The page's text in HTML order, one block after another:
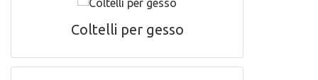
Coltelli per gesso